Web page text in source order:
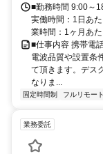
■勤務時間 9:00～
実働時間：1日あ
業時間：1ヶ月あ
■仕事内容 携帯電
電波品質や設置条
て頂きます。デス
なりま...
固定時間制 フルリモート
業務委託